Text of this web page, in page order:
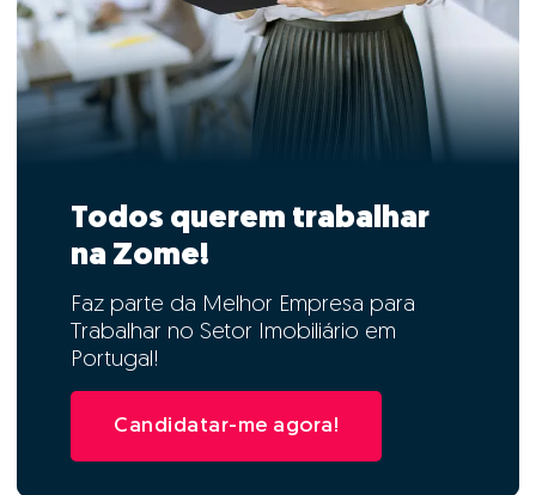
Todos querem trabalhar
na Zome!
Faz parte da Melhor Empresa para
Trabalhar no Setor Imobiliário em
Portugal!
Candidatar-me agora!